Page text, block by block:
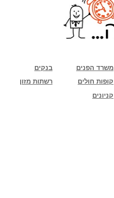
בנקים משרד הפנים
רשתות מזון
קופות חולים
קניונים